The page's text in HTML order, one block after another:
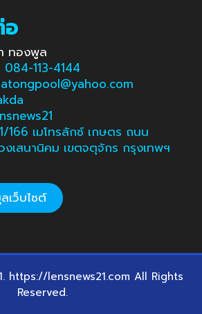
ทองพูล
084-113-4144
166 เมโทรลักซ์ เกษตร ถนน
งเสนานิคม เขตจตุจักร กรุงเทพฯ
เว็บไซต์
https://lensnews21.com All Rights
Reserved.